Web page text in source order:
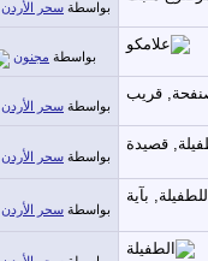
بواسطة سحر الأردن
بواسطة مجنون
بواسطة سحر الأردن
بواسطة سحر الأردن
بواسطة سحر الأردن